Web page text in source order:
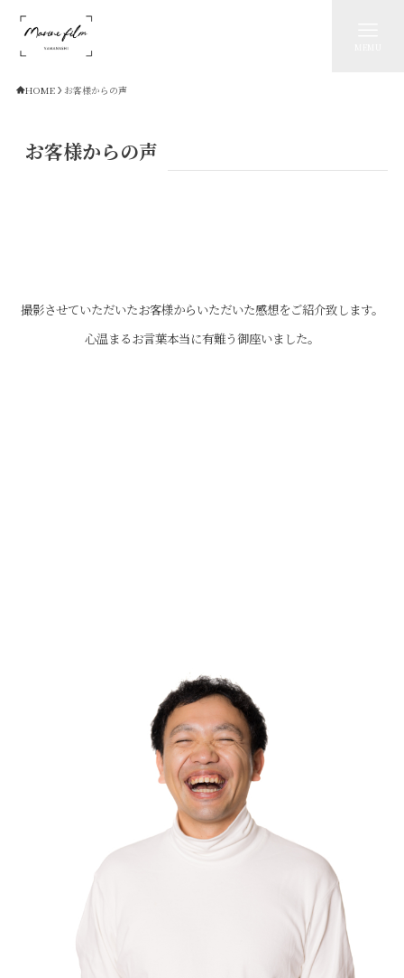
HOME お客様からの声
お客様からの声
撮影させていただいたお客様からいただいた感想をご紹介致します。
心温まるお言葉本当に有難う御座いました。